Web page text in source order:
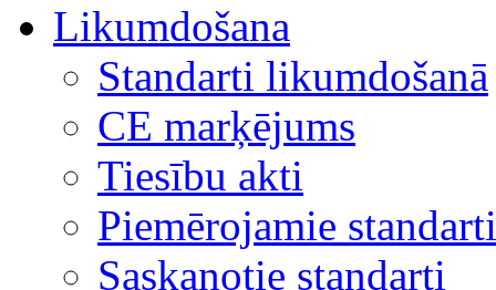
Likumdošana
Standarti likumdošanā
CE marķējums
Tiesību akti
Piemērojamie standarti
Saskaņotie standarti